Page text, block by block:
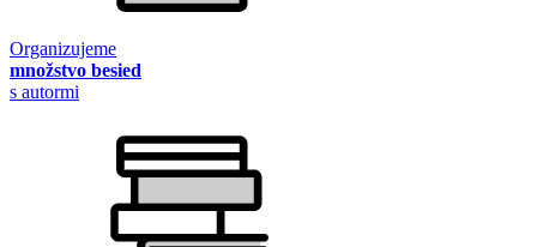
Organizujeme
množstvo besied
s autormi